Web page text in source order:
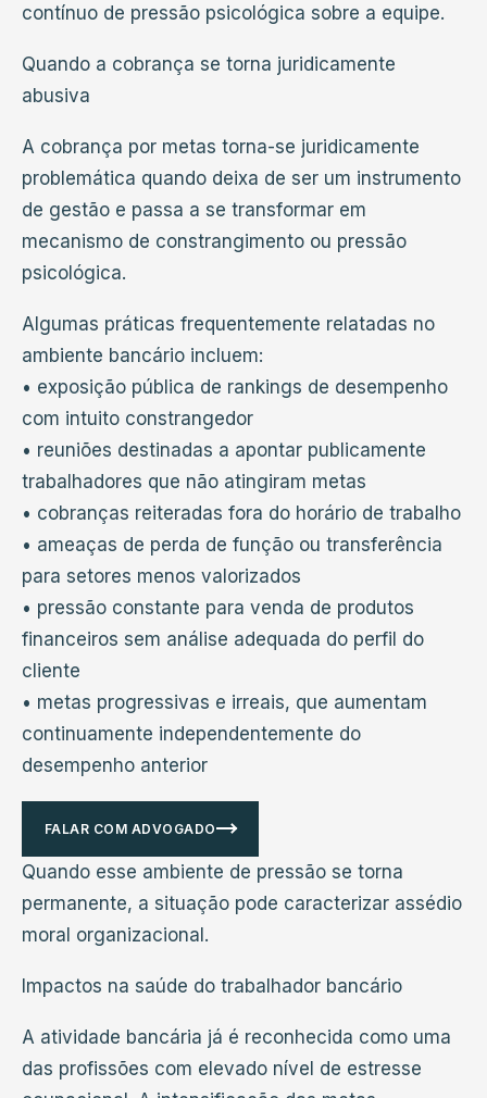
contínuo de pressão psicológica sobre a equipe.
Quando a cobrança se torna juridicamente
abusiva
A cobrança por metas torna-se juridicamente
problemática quando deixa de ser um instrumento
de gestão e passa a se transformar em
mecanismo de constrangimento ou pressão
psicológica.
Algumas práticas frequentemente relatadas no
ambiente bancário incluem:
• exposição pública de rankings de desempenho
com intuito constrangedor
• reuniões destinadas a apontar publicamente
trabalhadores que não atingiram metas
• cobranças reiteradas fora do horário de trabalho
• ameaças de perda de função ou transferência
para setores menos valorizados
• pressão constante para venda de produtos
financeiros sem análise adequada do perfil do
cliente
• metas progressivas e irreais, que aumentam
continuamente independentemente do
desempenho anterior
FALAR COM ADVOGADO
Quando esse ambiente de pressão se torna
permanente, a situação pode caracterizar assédio
moral organizacional.
Impactos na saúde do trabalhador bancário
A atividade bancária já é reconhecida como uma
das profissões com elevado nível de estresse